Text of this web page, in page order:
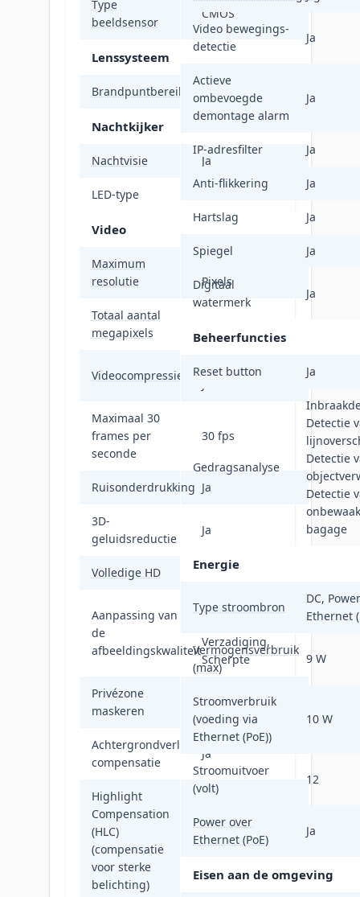
Type
beeldsensor
CMOS
Lenssysteem
Brandpuntbereik 2.8 - 12 mm
Nachtkijker
Nachtvisie Ja
LED-type
Video
Maximum
resolutie
1920 x 1080
Pixels
Totaal aantal
megapixels
Videocompressieformaten
H.264, H.265, M-
Maximaal 30
frames per
seconde
30 fps
Ruisonderdrukking Ja
3D-
geluidsreductie
Ja
Volledige HD Ja
Aanpassing van
de
afbeeldingskwaliteit
Helderheid,
Verzadiging,
Scherpte
Privézone
maskeren
Ja
Achtergrondverlichting
compensatie
Ja
Highlight
Compensation
(HLC)
(compensatie
voor sterke
belichting)
Ja
Video bewegings-
detectie
Ja
Actieve
ombevoegde
demontage alarm
Ja
IP-adresfilter Ja
Anti-flikkering Ja
Hartslag Ja
Spiegel Ja
Digitaal
watermerk
Ja
Beheerfuncties
Reset button Ja
Gedragsanalyse
Detectie
Detectie
Detectie
bagage
Energie
Type stroombron
DC,
Ethernet
Vermogensverbruik
(max)
9 W
Stroomverbruik
(voeding via
Ethernet (PoE))
10 W
Stroomuitvoer
(volt)
12
Power over
Ethernet (PoE)
Ja
Eisen aan de omgeving